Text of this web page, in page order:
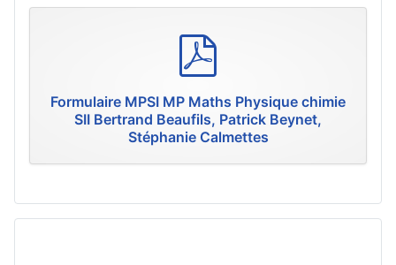
Formulaire MPSI MP Maths Physique chimie
SII Bertrand Beaufils, Patrick Beynet,
Stéphanie Calmettes